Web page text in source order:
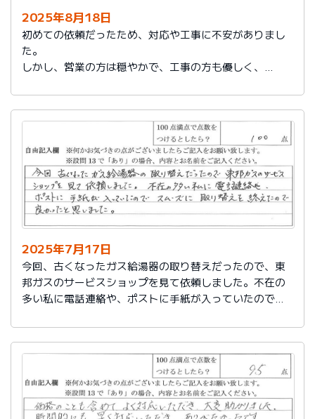
2025年8月18日
初めての依頼だったため、対応や工事に不安がありまし
た。
しかし、営業の方は穏やかで、工事の方も優しく、
また今後、何かあれば利用させて頂きます。
ありがとうございました。
2025年7月17日
今回、古くなったガス給湯器の取り替えだったので、東
邦ガスのサービスショップを見て依頼しました。不在の
多い私に電話連絡や、ポストに手紙が入っていたので、
た。